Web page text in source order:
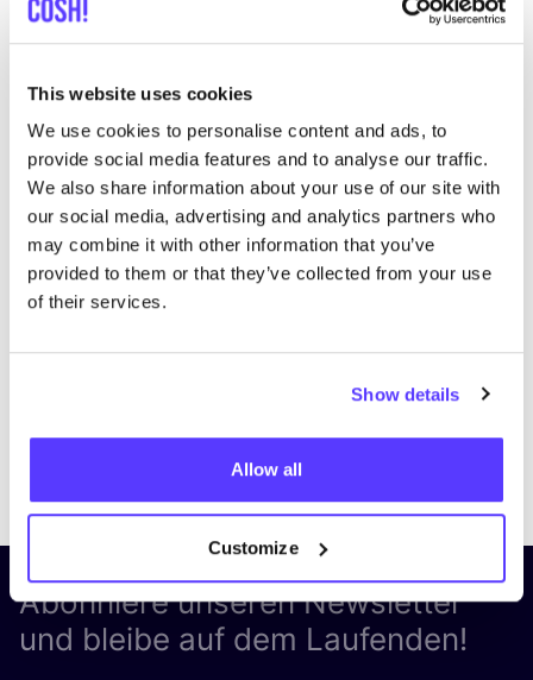
This website uses cookies
We use cookies to personalise content and ads, to
provide social media features and to analyse our traffic.
We also share information about your use of our site with
our social media, advertising and analytics partners who
may combine it with other information that you’ve
provided to them or that they’ve collected from your use
of their services.
Show details
Allow all
Customize
Abonniere unseren Newsletter
und bleibe auf dem Laufenden!